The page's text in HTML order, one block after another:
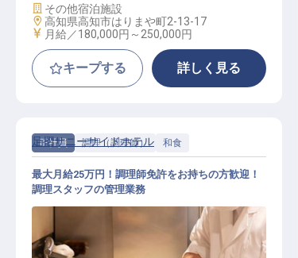
施設業態
その他宿泊施設
勤務地
高知県高知市はりまや町2-13-17
給与
月給／180,000円～ 250,000円
キープする 詳しく見る
正社員 調理（調理師） 和食
足摺サニーサイドホテル
最大月給25万円！調理師免許をお持ちの方歓迎！
調理スタッフの管理業務